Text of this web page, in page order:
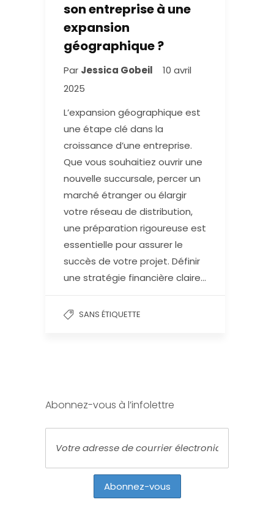
son entreprise à une
expansion
géographique ?
Par Jessica Gobeil
10 avril
2025
L’expansion géographique est
une étape clé dans la
croissance d’une entreprise.
Que vous souhaitiez ouvrir une
nouvelle succursale, percer un
marché étranger ou élargir
votre réseau de distribution,
une préparation rigoureuse est
essentielle pour assurer le
succès de votre projet. Définir
une stratégie financière claire…
SANS ÉTIQUETTE
Abonnez-vous à l’infolettre